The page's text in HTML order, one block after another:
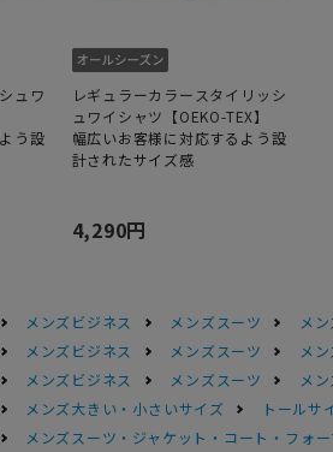
ュワ
う設
レギュラーカラースタイリッシ
ュワイシャツ【OEKO-TEX】
幅広いお客様に対応するよう設
計されたサイズ感
4,290円
メンズビジネス メンズスーツ
メ
メンズビジネス メンズスーツ
メ
メンズビジネス メンズスーツ
メ
メンズ大きい・小さいサイズ
トールサ
メンズスーツ・ジャケット・コート・フォ